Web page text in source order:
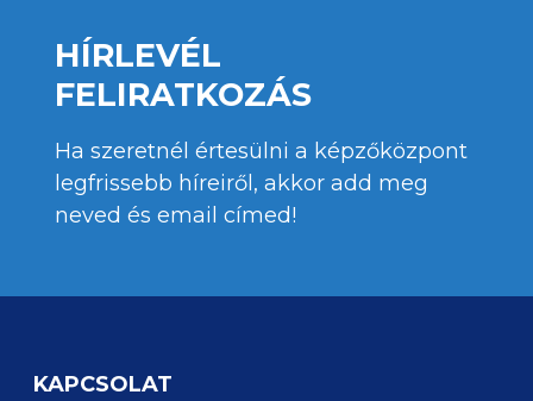
HÍRLEVÉL
FELIRATKOZÁS
Ha szeretnél értesülni a képzőközpont
legfrissebb híreiről, akkor add meg
neved és email címed!
KAPCSOLAT